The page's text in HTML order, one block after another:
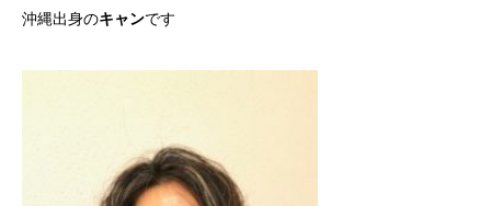
沖縄出身のキャンです